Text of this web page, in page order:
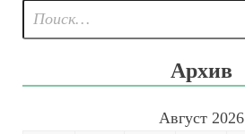
Архив
Август 2026